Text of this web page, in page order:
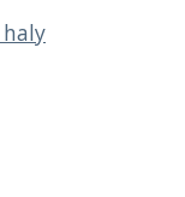
haly